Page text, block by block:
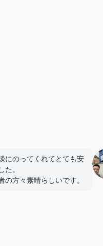
にのってくれてとても安
た。
の方々素晴らしいです。